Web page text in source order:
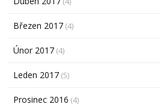
Březen 2017 (4)
Únor 2017 (4)
Leden 2017 (5)
Prosinec 2016 (4)